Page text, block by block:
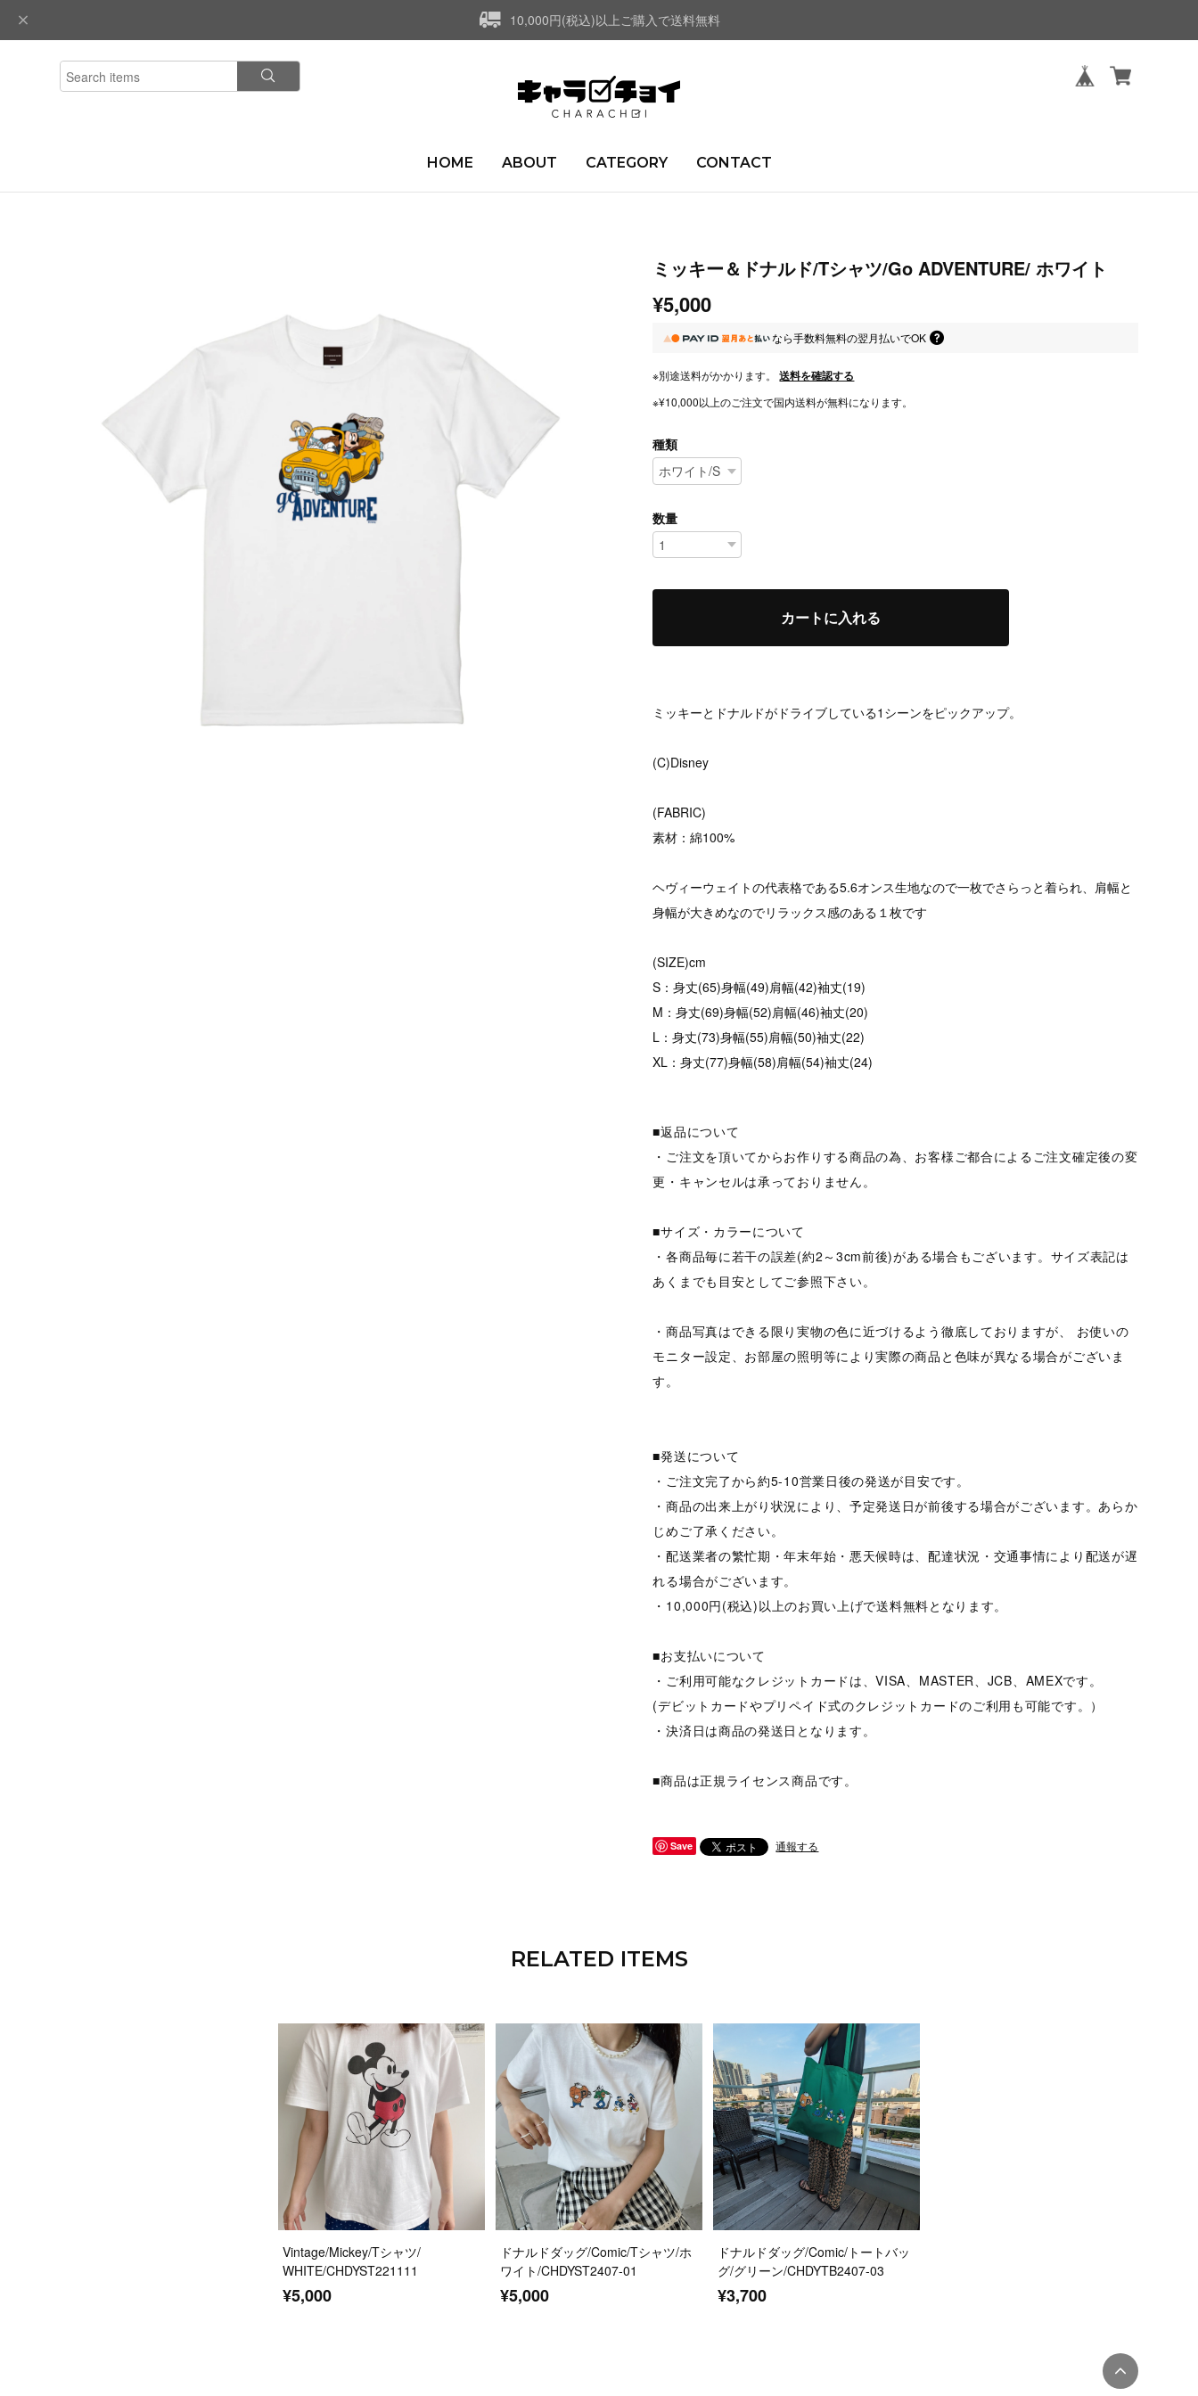
10,000円(税込)以上ご購入で送料無料
HOME ABOUT CATEGORY CONTACT
ミッキー＆ドナルド/Tシャツ/Go ADVENTURE/ ホワイト
¥5,000
なら手数料無料の翌月払いでOK
※別途送料がかかります。 送料を確認する
※¥10,000以上のご注文で国内送料が無料になります。
種類
数量
カートに入れる
ミッキーとドナルドがドライブしている1シーンをピックアップ。
(C)Disney
(FABRIC)
素材：綿100%
ヘヴィーウェイトの代表格である5.6オンス生地なので一枚でさらっと着られ、肩幅と
身幅が大きめなのでリラックス感のある１枚です
(SIZE)cm
S：身丈(65)身幅(49)肩幅(42)袖丈(19)
M：身丈(69)身幅(52)肩幅(46)袖丈(20)
L：身丈(73)身幅(55)肩幅(50)袖丈(22)
XL：身丈(77)身幅(58)肩幅(54)袖丈(24)
■返品について
・ご注文を頂いてからお作りする商品の為、お客様ご都合によるご注文確定後の変
更・キャンセルは承っておりません。
■サイズ・カラーについて
・各商品毎に若干の誤差(約2～3cm前後)がある場合もございます。サイズ表記は
あくまでも目安としてご参照下さい。
・商品写真はできる限り実物の色に近づけるよう徹底しておりますが、 お使いの
モニター設定、お部屋の照明等により実際の商品と色味が異なる場合がございま
す。
■発送について
・ご注文完了から約5-10営業日後の発送が目安です。
・商品の出来上がり状況により、予定発送日が前後する場合がございます。あらか
じめご了承ください。
・配送業者の繁忙期・年末年始・悪天候時は、配達状況・交通事情により配送が遅
れる場合がございます。
・10,000円(税込)以上のお買い上げで送料無料となります。
■お支払いについて
・ご利用可能なクレジットカードは、VISA、MASTER、JCB、AMEXです。
(デビットカードやプリペイド式のクレジットカードのご利用も可能です。）
・決済日は商品の発送日となります。
■商品は正規ライセンス商品です。
Save 通報する
RELATED ITEMS
Vintage/Mickey/Tシャツ/
WHITE/CHDYST221111
¥5,000
ドナルドダッグ/Comic/Tシャツ/ホ
ワイト/CHDYST2407-01
¥5,000
ドナルドダッグ/Comic/トートバッ
グ/グリーン/CHDYTB2407-03
¥3,700